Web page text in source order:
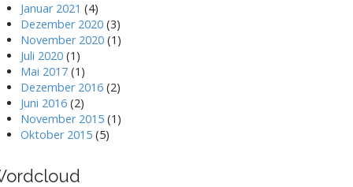
Januar 2021 (4)
Dezember 2020 (3)
November 2020 (1)
Juli 2020 (1)
Mai 2017 (1)
Dezember 2016 (2)
Juni 2016 (2)
November 2015 (1)
Oktober 2015 (5)